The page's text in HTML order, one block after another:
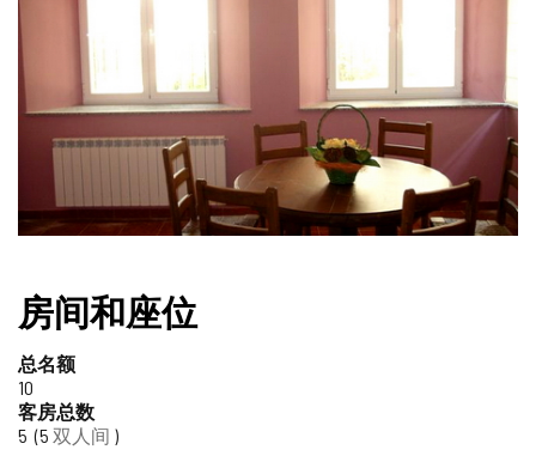
房间和座位
总名额
10
客房总数
5 5 双人间